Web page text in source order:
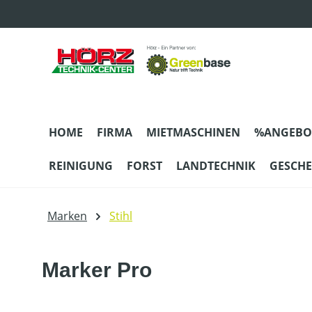
HOME FIRMA MIETMASCHINEN
REINIGUNG FORST LANDTECHNIK
Marken Stihl
Marker Pro